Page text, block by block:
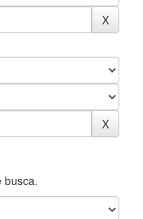
busca.